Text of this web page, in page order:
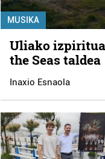
MUSIKA
Uliako
the Seas taldea
Inaxio Esnaola